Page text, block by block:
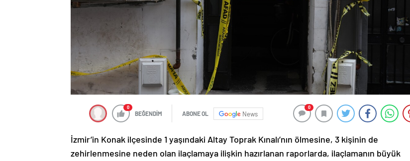
0
BEĞENDİM ABONE OL News
0
İzmir’in Konak ilçesinde 1 yaşındaki Altay Toprak Kınalı’nın ölmesine, 3 kişinin de
zehirlenmesine neden olan ilaçlamaya ilişkin hazırlanan raporlarda, ilaçlamanın büyük